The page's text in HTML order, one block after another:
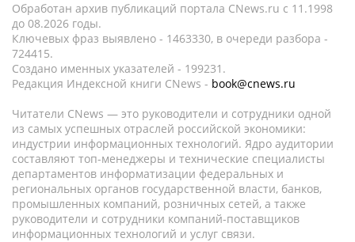
Обработан архив публикаций портала CNews.ru c 11.1998
до 08.2026 годы.
Ключевых фраз выявлено - 1463330, в очереди разбора -
724415.
Создано именных указателей - 199231.
Редакция Индексной книги CNews - book@cnews.ru
Читатели CNews — это руководители и сотрудники одной
из самых успешных отраслей российской экономики:
индустрии информационных технологий. Ядро аудитории
составляют топ-менеджеры и технические специалисты
департаментов информатизации федеральных и
региональных органов государственной власти, банков,
промышленных компаний, розничных сетей, а также
руководители и сотрудники компаний-поставщиков
информационных технологий и услуг связи.